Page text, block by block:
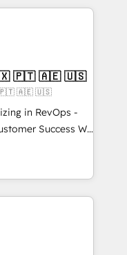
customers so
apps &
bundle services. Connect with us today!
🇧🇷 🇲🇽 🇵🇹 🇦🇪 🇺🇸
🇵🇹 🇦🇪 🇺🇸
in RevOps -
Success We
for companies
sales,
utilizing RevOps
largest HubSpot